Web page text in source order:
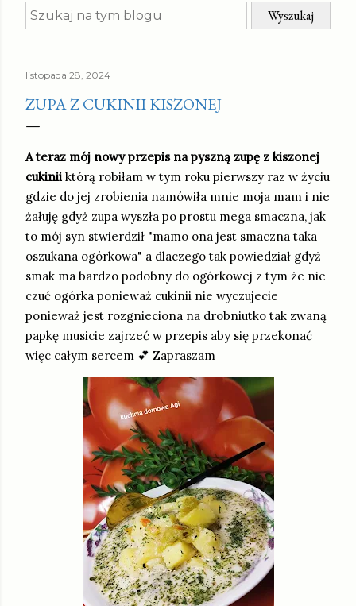
listopada 28, 2024
ZUPA Z CUKINII KISZONEJ
A teraz mój nowy przepis na pyszną zupę z kiszonej
cukinii którą robiłam w tym roku pierwszy raz w życiu
gdzie do jej zrobienia namówiła mnie moja mam i nie
żałuję gdyż zupa wyszła po prostu mega smaczna, jak
to mój syn stwierdził "mamo ona jest smaczna taka
oszukana ogórkowa" a dlaczego tak powiedział gdyż
smak ma bardzo podobny do ogórkowej z tym że nie
czuć ogórka ponieważ cukinii nie wyczujecie
ponieważ jest rozgnieciona na drobniutko tak zwaną
papkę musicie zajrzeć w przepis aby się przekonać
więc całym sercem 💕 Zapraszam